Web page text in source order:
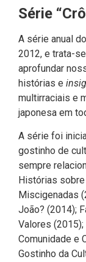
Série
A série anual
2012, e trata-
aprofundar
histórias e
multirraciais e
japonesa em
A série foi
gostinho de
sempre
Histórias
Miscigenadas
João? (2014);
Valores
Comunidade e
Gostinho da